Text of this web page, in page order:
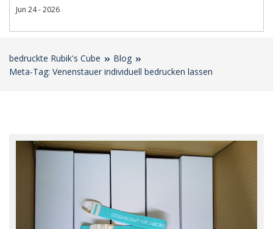
Jun 24 - 2026
bedruckte Rubik's Cube
Blog
Meta-Tag: Venenstauer individuell bedrucken lassen